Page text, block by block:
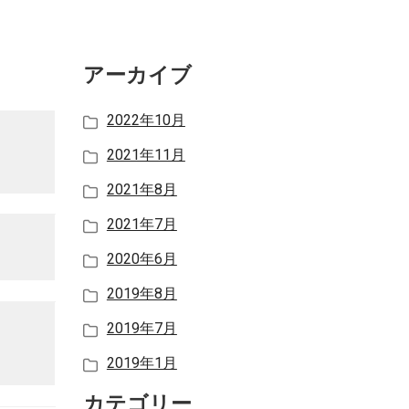
アーカイブ
2022年10月
2021年11月
2021年8月
2021年7月
2020年6月
2019年8月
2019年7月
2019年1月